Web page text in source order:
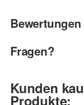
Bewertungen
Fragen?
Kunden
Produkte: